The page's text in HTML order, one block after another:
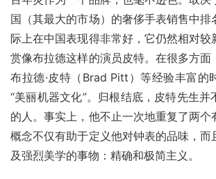
国（其最大的市场）的奢侈手表销售中排
际上在中国表现得非常好，它仍然相对较
赏像布拉德这样的演员皮特。在很多方面
布拉德·皮特（Brad Pitt）等经验丰富的
“美丽机器文化”。归根结底，皮特先生
的人。事实上，他不止一次地重复了两个
概念不仅有助于定义他对钟表的品味，而
及强烈美学的事物：精确和极简主义。